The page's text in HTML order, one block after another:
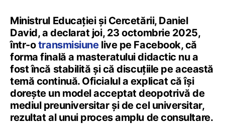
Ministrul Educației și Cercetării, Daniel
David, a declarat joi, 23 octombrie 2025,
într-otransmisiunelive pe Facebook, că
forma finală a masteratului didactic nu a
fost încă stabilită și că discuțiile pe această
temă continuă. Oficialul a explicat că își
dorește un model acceptat deopotrivă de
mediul preuniversitar și de cel universitar,
rezultat al unui proces amplu de consultare.